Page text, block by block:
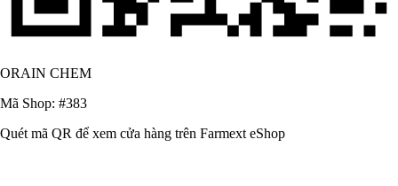
ORAIN CHEM
Mã Shop: #383
Quét mã QR để xem cửa hàng trên Farmext eShop